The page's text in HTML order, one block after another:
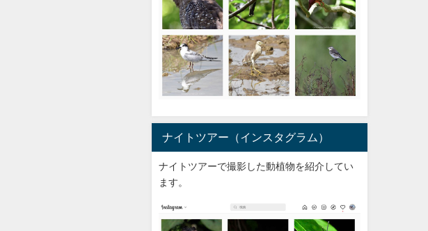
ナイトツアー（インスタグラム）
ナイトツアーで撮影した動植物を紹介してい
ます。